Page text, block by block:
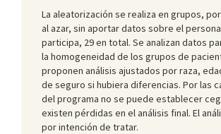
La aleatorización se realiza en grupos,
al azar, sin aportar datos sobre el
participa, 29 en total. Se analizan datos
la homogeneidad de los grupos de
proponen análisis ajustados por raza,
de seguro si hubiera diferencias. Por las
del programa no se puede establecer
existen pérdidas en el análisis final. El
por intención de tratar.